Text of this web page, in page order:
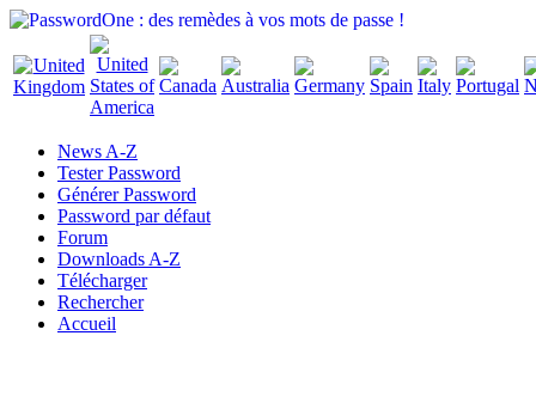
News A-Z
Tester Password
Générer Password
Password par défaut
Forum
Downloads A-Z
Télécharger
Rechercher
Accueil